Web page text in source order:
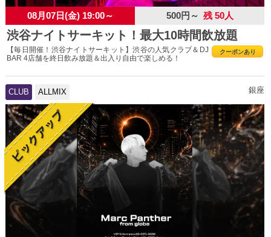
08月07日(金) 19:00～ 500円～ 残 50人
渋谷ナイトサーキット！最大10時間飲放題
クーポンあり
【毎日開催！渋谷ナイトサーキット】渋谷の人気クラブ＆DJ
BAR 4店舗を終日飲み放題＆出入り自由で楽しめる！
CLUB ALLMIX 銀座